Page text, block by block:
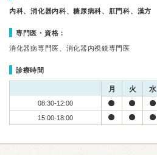
内科、消化器内科、糖尿病科、肛門科、漢方
専門医・資格：
消化器病専門医、消化器内視鏡専門医
診療時間
月 火 水
08:30-12:00
15:00-18:00